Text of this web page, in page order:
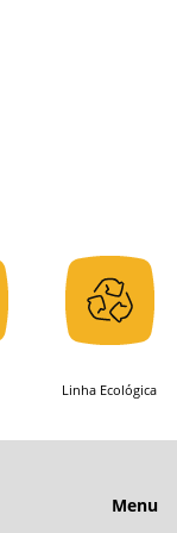
Linha Ecológica
Menu